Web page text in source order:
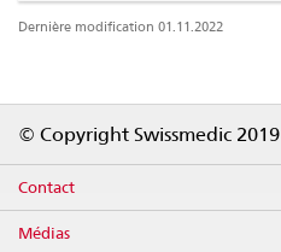
Dernière modification 01.11.2022
© Copyright Swissmedic 2019
Contact
Médias